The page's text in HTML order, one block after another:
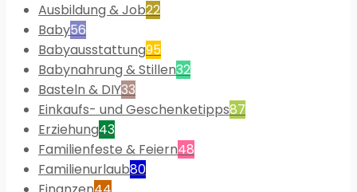
Ausbildung & Job22
Baby56
Babyausstattung95
Babynahrung & Stillen32
Basteln & DIY33
Einkaufs- und Geschenketipps87
Erziehung43
Familienfeste & Feiern48
Familienurlaub80